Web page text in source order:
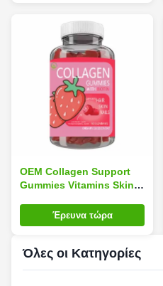
ΟΕΜ Collagen Support
Gummies Vitamins Skin
RemoveΈρευνα τώρα
Όλες οι Κατηγορίες